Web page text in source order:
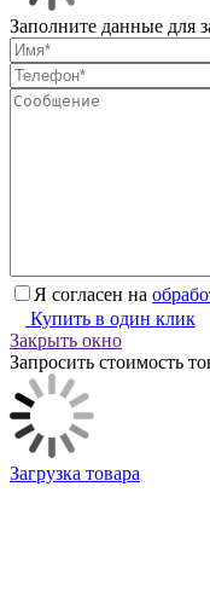
Заполните данные для
Я согласен на
Купить в один клик
Закрыть окно
Запросить стоимость
Загрузка товара